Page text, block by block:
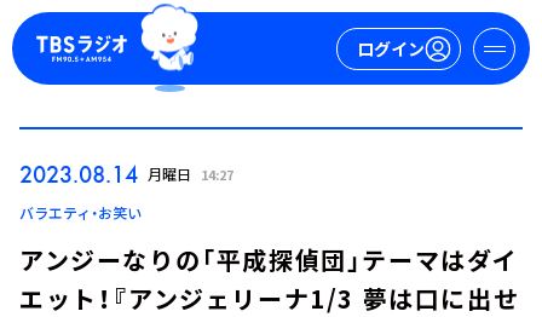
ログイン
ログイン
2023.08.14 月曜日 14:27
バラエティ・お笑い
アンジーなりの「平成探偵団」テーマはダイ
エット！『アンジェリーナ1/3 夢は口に出せ